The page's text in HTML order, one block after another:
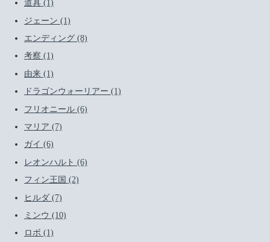
道具 (1)
ジェーン (1)
エンディング (8)
考察 (1)
由来 (1)
ドラゴンウォーリアー (1)
フリオニール (6)
マリア (7)
ガイ (6)
レオンハルト (6)
フィン王国 (2)
ヒルダ (7)
ミンウ (10)
ロボ (1)